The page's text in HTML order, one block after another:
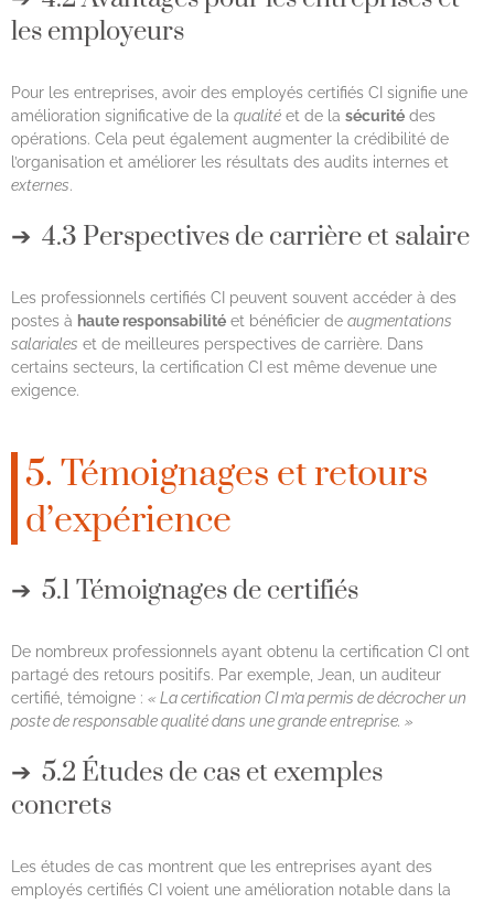
les employeurs
Pour les entreprises, avoir des employés certifiés CI signifie une
amélioration significative de la qualité et de la sécurité des
opérations. Cela peut également augmenter la crédibilité de
l’organisation et améliorer les résultats des audits internes et
externes.
4.3 Perspectives de carrière et salaire
Les professionnels certifiés CI peuvent souvent accéder à des
postes à haute responsabilité et bénéficier de augmentations
salariales et de meilleures perspectives de carrière. Dans
certains secteurs, la certification CI est même devenue une
exigence.
5. Témoignages et retours
d’expérience
5.1 Témoignages de certifiés
De nombreux professionnels ayant obtenu la certification CI ont
partagé des retours positifs. Par exemple, Jean, un auditeur
certifié, témoigne : « La certification CI m’a permis de décrocher un
poste de responsable qualité dans une grande entreprise. »
5.2 Études de cas et exemples
concrets
Les études de cas montrent que les entreprises ayant des
employés certifiés CI voient une amélioration notable dans la